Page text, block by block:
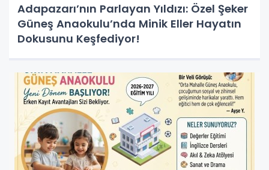
Adapazarı’nın Parlayan Yıldızı: Özel Şeker
Güneş Anaokulu’nda Minik Eller Hayatın
Dokusunu Keşfediyor!